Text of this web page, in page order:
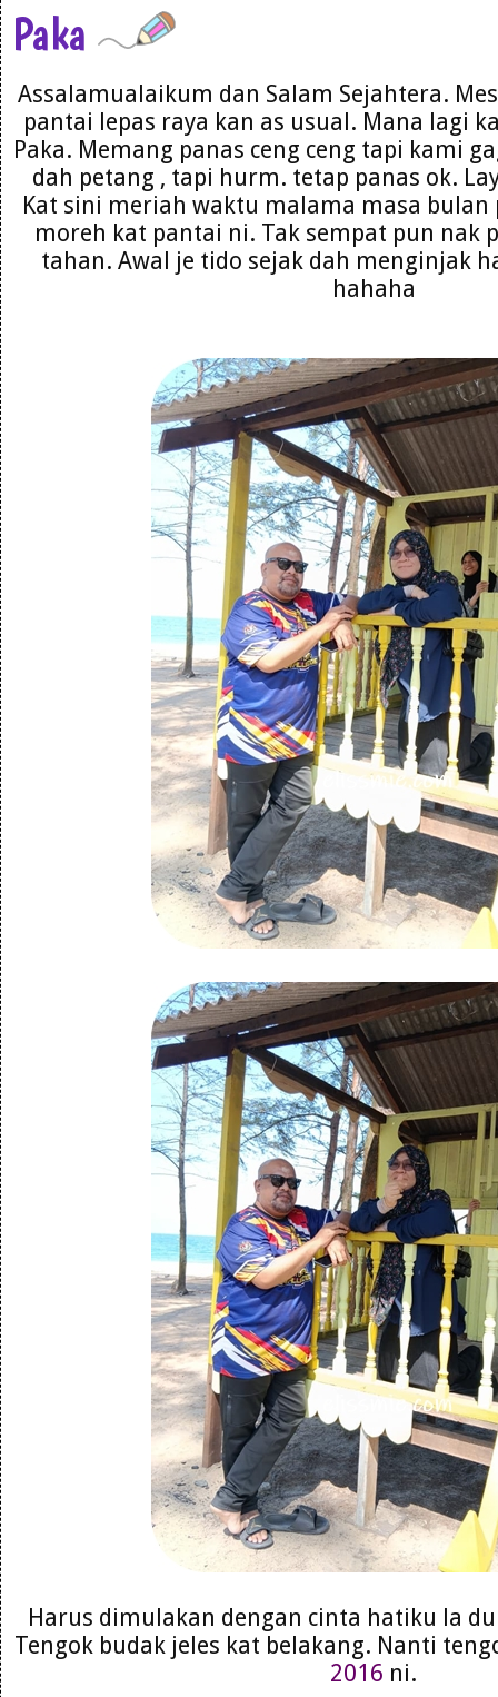
Paka
Assalamualaikum dan Salam Sejahtera.
pantai lepas raya kan as usual. Mana lagi
Paka. Memang panas ceng ceng tapi kami
dah petang , tapi hurm. tetap panas ok.
Kat sini meriah waktu malama masa bulan
moreh kat pantai ni. Tak sempat pun nak
tahan. Awal je tido sejak dah menginjak
hahaha
Harus dimulakan dengan cinta hatiku la
Tengok budak jeles kat belakang. Nanti
2016 ni.